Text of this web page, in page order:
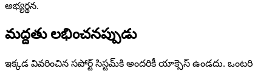
అభ్యర్థన.
మద్దతు లభించనప్పుడు
ఇక్కడ వివరించిన సపోర్ట్ సిస్టమ్‌కి అందరికీ యాక్సెస్ ఉండదు. ఒంటరి